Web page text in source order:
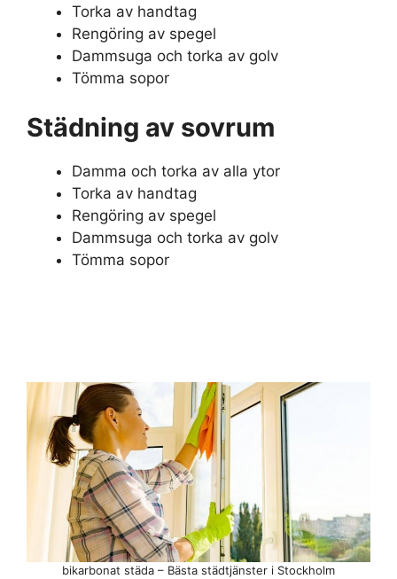
Torka av handtag
Rengöring av spegel
Dammsuga och torka av golv
Tömma sopor
Städning av sovrum
Damma och torka av alla ytor
Torka av handtag
Rengöring av spegel
Dammsuga och torka av golv
Tömma sopor
bikarbonat städa – Bästa städtjänster i Stockholm